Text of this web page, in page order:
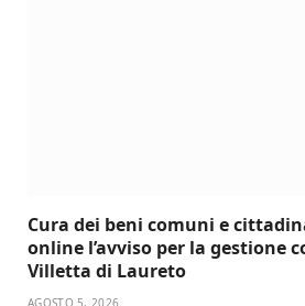
Cura dei beni comuni e
online l’avviso per la gestione
Villetta di Laureto